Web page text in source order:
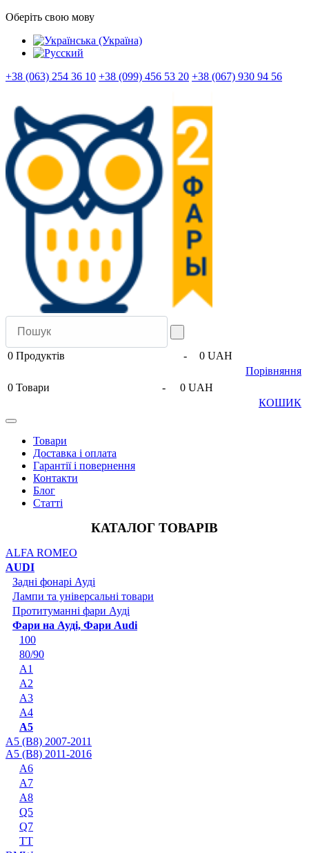
Оберіть свою мову
+38 (063) 254 36 10 +38 (099) 456 53 20 +38 (067) 930 94 56
0 Продуктів -
0 UAH
Порівняння
0 Товари -
0 UAH
КОШИК
Товари
Доставка і оплата
Гарантії і повернення
Контакти
Блог
Статті
КАТАЛОГ ТОВАРІВ
ALFA ROMEO
AUDI
Задні фонарі Ауді
Лампи та універсальні товари
Протитуманні фари Ауді
Фари на Ауді, Фари Audi
100
80/90
A1
A2
A3
A4
A5
A5 (B8) 2007-2011
A5 (B8) 2011-2016
A6
A7
A8
Q5
Q7
TT